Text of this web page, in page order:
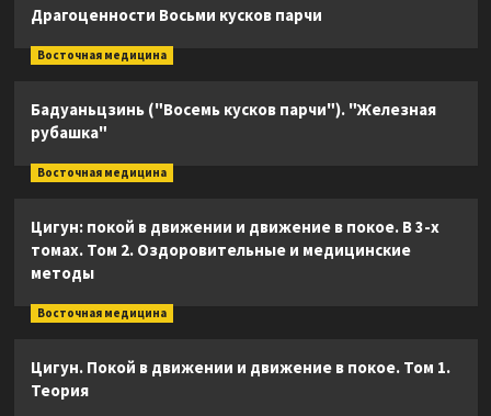
Драгоценности Восьми кусков парчи
Восточная медицина
Бадуаньцзинь ("Восемь кусков парчи"). "Железная
рубашка"
Восточная медицина
Цигун: покой в движении и движение в покое. В 3-х
томах. Том 2. Оздоровительные и медицинские
методы
Восточная медицина
Цигун. Покой в движении и движение в покое. Том 1.
Теория